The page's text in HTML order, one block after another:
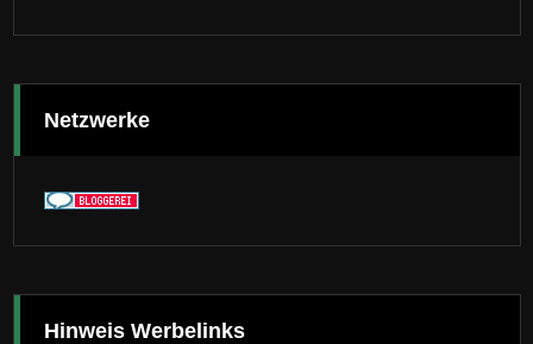
Netzwerke
Hinweis Werbelinks